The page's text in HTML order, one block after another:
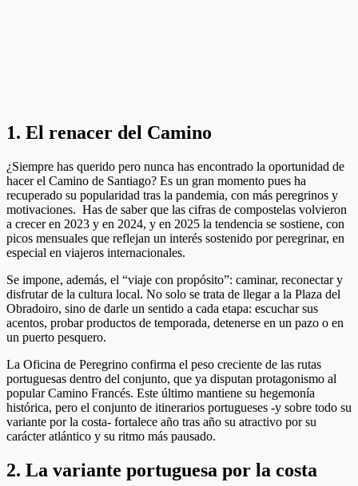
1. El renacer del Camino
¿Siempre has querido pero nunca has encontrado la oportunidad de
hacer el Camino de Santiago? Es un gran momento pues ha
recuperado su popularidad tras la pandemia, con más peregrinos y
motivaciones. Has de saber que las cifras de compostelas volvieron
a crecer en 2023 y en 2024, y en 2025 la tendencia se sostiene, con
picos mensuales que reflejan un interés sostenido por peregrinar, en
especial en viajeros internacionales.
Se impone, además, el “viaje con propósito”: caminar, reconectar y
disfrutar de la cultura local. No solo se trata de llegar a la Plaza del
Obradoiro, sino de darle un sentido a cada etapa: escuchar sus
acentos, probar productos de temporada, detenerse en un pazo o en
un puerto pesquero.
La Oficina de Peregrino confirma el peso creciente de las rutas
portuguesas dentro del conjunto, que ya disputan protagonismo al
popular Camino Francés. Este último mantiene su hegemonía
histórica, pero el conjunto de itinerarios portugueses -y sobre todo su
variante por la costa- fortalece año tras año su atractivo por su
carácter atlántico y su ritmo más pausado.
2. La variante portuguesa por la costa